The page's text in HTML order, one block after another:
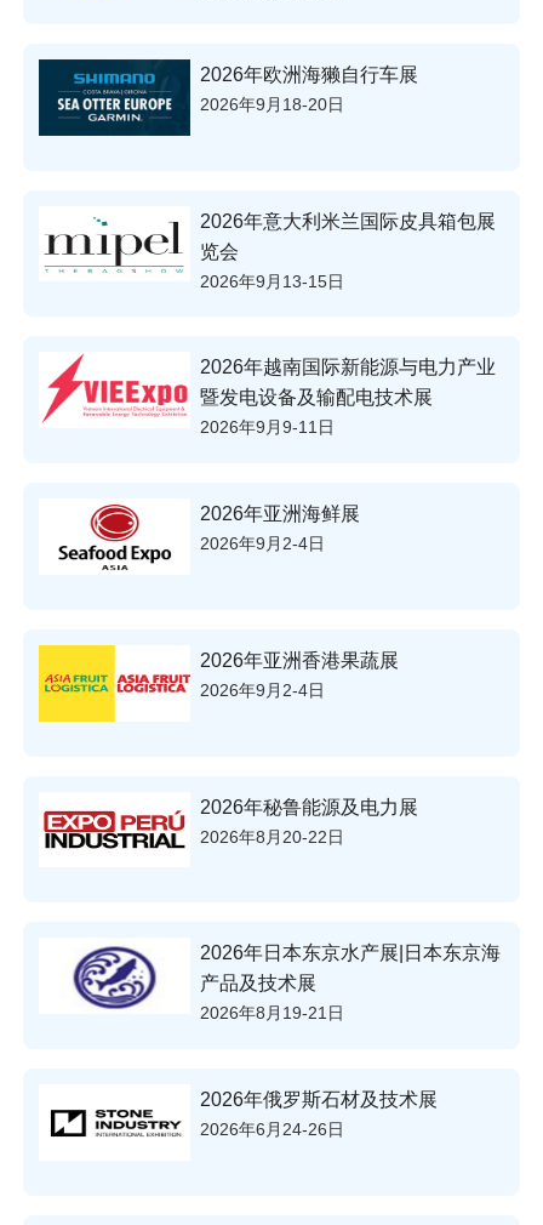
2026年欧洲海獭自行车展
2026年9月18-20日
2026年意大利米兰国际皮具箱包展
览会
2026年9月13-15日
2026年越南国际新能源与电力产业
暨发电设备及输配电技术展
2026年9月9-11日
2026年亚洲海鲜展
2026年9月2-4日
2026年亚洲香港果蔬展
2026年9月2-4日
2026年秘鲁能源及电力展
2026年8月20-22日
2026年日本东京水产展|日本东京海
产品及技术展
2026年8月19-21日
2026年俄罗斯石材及技术展
2026年6月24-26日